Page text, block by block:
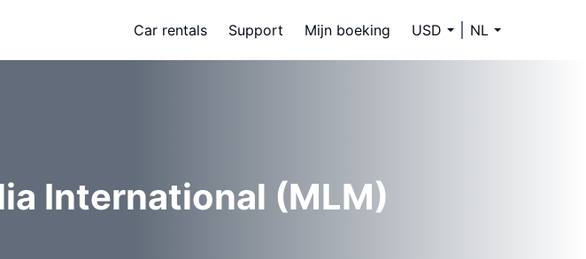
Car rentals Support Mijn boeking USD NL
International (MLM)